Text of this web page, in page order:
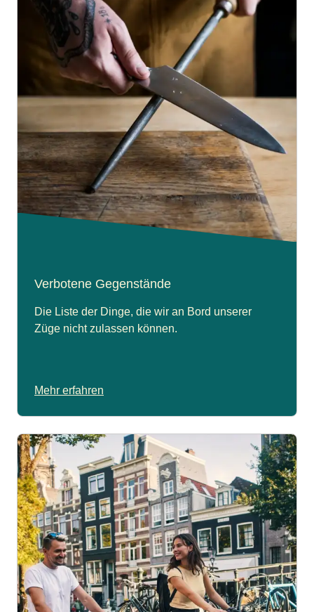
Verbotene Gegenstände
Die Liste der Dinge, die wir an Bord unserer
Züge nicht zulassen können.
Mehr erfahren